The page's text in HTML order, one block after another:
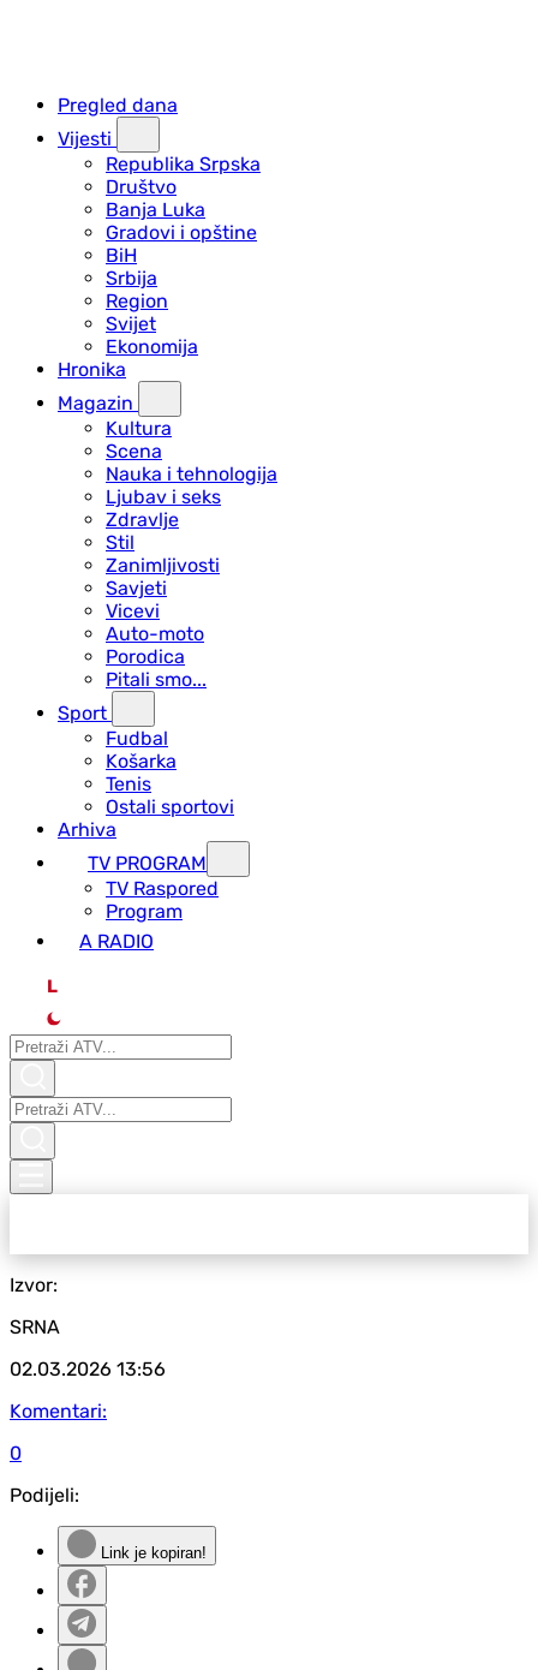
Pregled dana
Vijesti
Republika Srpska
Društvo
Banja Luka
Gradovi i opštine
BiH
Srbija
Region
Svijet
Ekonomija
Hronika
Magazin
Kultura
Scena
Nauka i tehnologija
Ljubav i seks
Zdravlje
Stil
Zanimljivosti
Savjeti
Vicevi
Auto-moto
Porodica
Pitali smo...
Sport
Fudbal
Košarka
Tenis
Ostali sportovi
Arhiva
TV PROGRAM
ТV Raspored
Program
A RADIO
L
Izvor:
SRNA
02.03.2026 13:56
Komentari:
0
Podijeli:
Link je kopiran!